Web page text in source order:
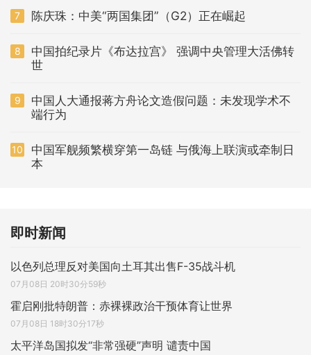
7 陈庆珠：中美“两国集团”（G2）正在崛起
8
中国拍纪录片《布达拉宫》 强调中央管理大活佛转
世
9
中国人大通报蒋方舟论文造假问题：未发现学术不
端行为
10
中国军舰频繁横穿第一岛链 与俄海上联演或牵制日
本
即时新闻
以色列总理反对美国向土耳其出售F-35战斗机
07月08日 20时30分59秒
霍启刚批特朗普：赤裸裸政治干预体育让世界
07月08日 18时30分17秒
太平洋岛国拟发“非常强硬”声明 谴责中国